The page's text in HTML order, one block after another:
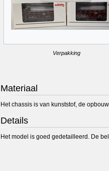
Verpakking
Materiaal
Het chassis is van kunststof, de
Details
Het model is goed gedetailleerd. De